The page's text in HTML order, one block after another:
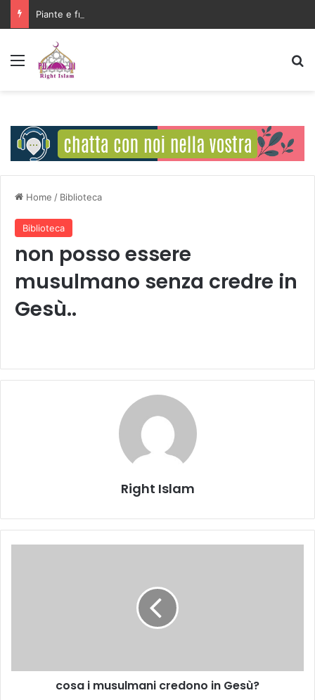
Piante e frutti creati in coppia, maschio e femmina
Menu
Home / Biblioteca
Biblioteca
non posso essere
musulmano senza credre in
Gesù..
Right Islam
cosa i musulmani credono in Gesù?